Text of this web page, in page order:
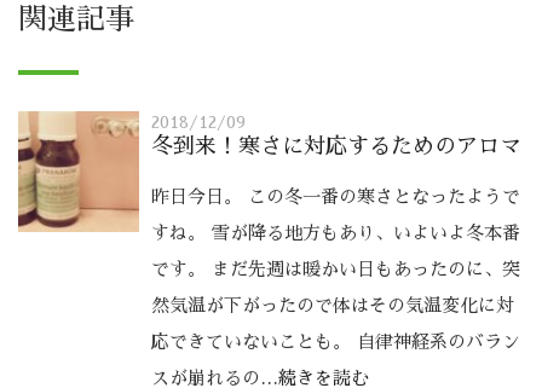
関連記事
2018/12/09
冬到来！寒さに対応するためのアロマ
昨日今日。 この冬一番の寒さとなったようで
すね。 雪が降る地方もあり、いよいよ冬本番
です。 まだ先週は暖かい日もあったのに、突
然気温が下がったので体はその気温変化に対
応できていないことも。 自律神経系のバラン
スが崩れるの …続きを読む